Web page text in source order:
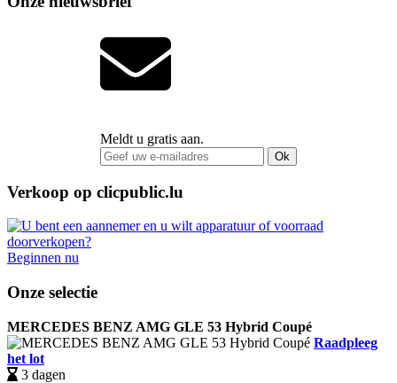
Meldt u gratis aan.
Ok
Verkoop op clicpublic.lu
Beginnen nu
Onze selectie
MERCEDES BENZ AMG GLE 53 Hybrid Coupé
Raadpleeg
het lot
3 dagen